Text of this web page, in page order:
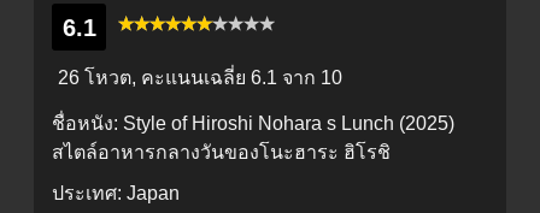
6.1
26 โหวต, คะแนนเฉลี่ย 6.1 จาก 10
ชื่อหนัง: Style of Hiroshi Nohara s Lunch (2025)
สไตล์อาหารกลางวันของโนะฮาระ ฮิโรชิ
ประเทศ: Japan